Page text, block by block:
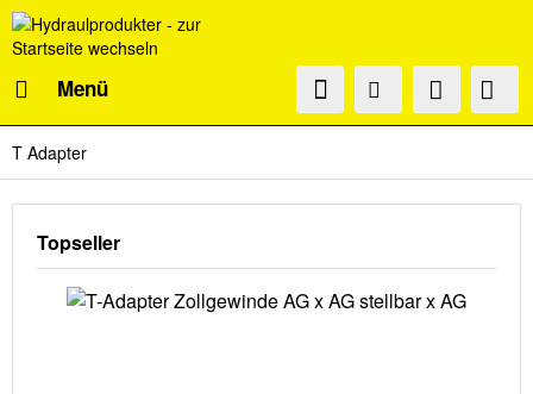
Menü
T Adapter
Topseller